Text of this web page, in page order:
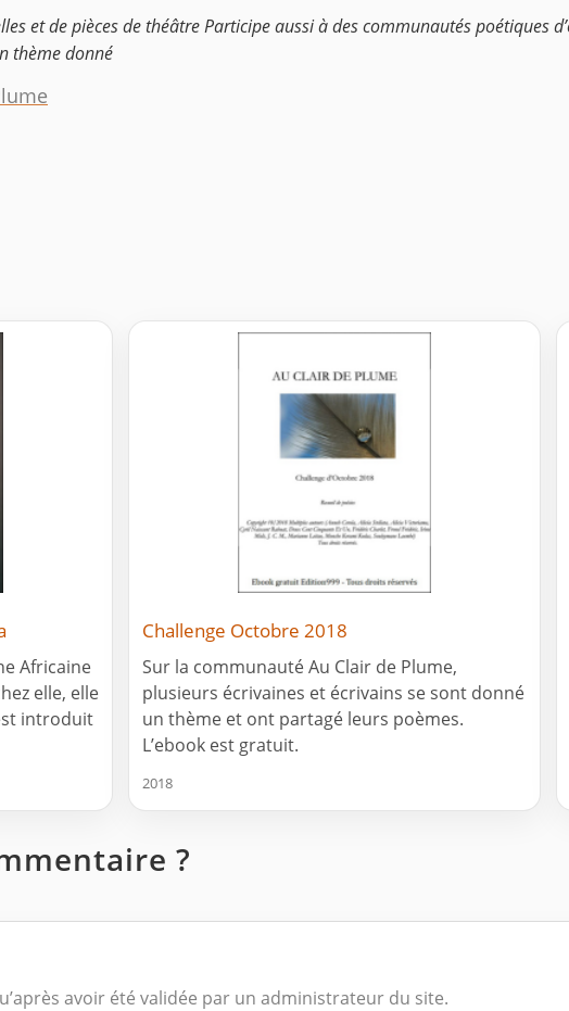
et de pièces de théâtre Participe aussi à des communautés poétiques
thème donné
Africaine
elle, elle
introduit
Challenge Octobre 2018
Sur la communauté Au Clair de Plume,
plusieurs écrivaines et écrivains se sont donné
un thème et ont partagé leurs poèmes.
L’ebook est gratuit.
2018
?
avoir été validée par un administrateur du site.